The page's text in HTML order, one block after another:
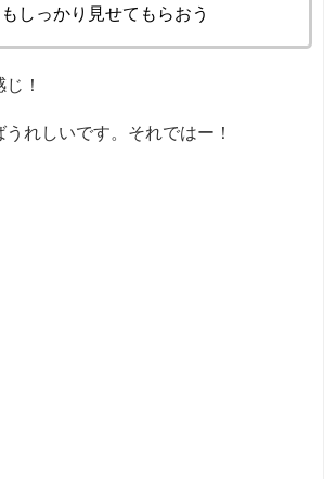
しっかり見せてもらおう
！
れしいです。それではー！